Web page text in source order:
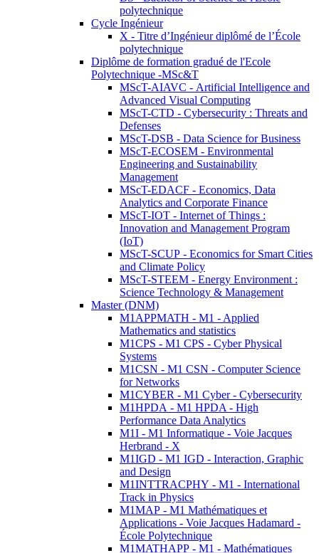
polytechnique
Cycle Ingénieur
X - Titre d’Ingénieur diplômé de l’École
polytechnique
Diplôme de formation gradué de l'Ecole
Polytechnique -MSc&T
MScT-AIAVC - Artificial Intelligence and
Advanced Visual Computing
MScT-CTD - Cybersecurity : Threats and
Defenses
MScT-DSB - Data Science for Business
MScT-ECOSEM - Environmental
Engineering and Sustainability
Management
MScT-EDACF - Economics, Data
Analytics and Corporate Finance
MScT-IOT - Internet of Things :
Innovation and Management Program
(IoT)
MScT-SCUP - Economics for Smart Cities
and Climate Policy
MScT-STEEM - Energy Environment :
Science Technology & Management
Master (DNM)
M1APPMATH - M1 - Applied
Mathematics and statistics
M1CPS - M1 CPS - Cyber Physical
Systems
M1CSN - M1 CSN - Computer Science
for Networks
M1CYBER - M1 Cyber - Cybersecurity
M1HPDA - M1 HPDA - High
Performance Data Analytics
M1I - M1 Informatique - Voie Jacques
Herbrand - X
M1IGD - M1 IGD - Interaction, Graphic
and Design
M1INTTRACPHY - M1 - International
Track in Physics
M1MAP - M1 Mathématiques et
Applications - Voie Jacques Hadamard -
École Polytechnique
M1MATHAPP - M1 - Mathématiques